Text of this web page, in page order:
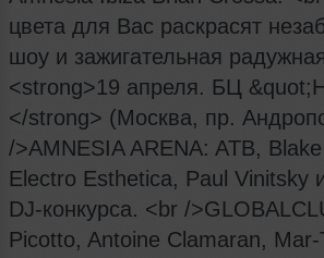
цвета для Вас раскрасят
шоу и зажигательная
<strong>19 апреля. БЦ
</strong> (Москва, пр.
/>AMNESIA ARENA: ATB,
Electro Esthetica, Paul Vinitsky
DJ-конкурса. <br /
Picotto, Antoine Clamaran,